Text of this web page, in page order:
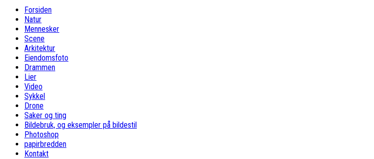
Forsiden
Natur
Mennesker
Scene
Arkitektur
Eiendomsfoto
Drammen
Lier
Video
Sykkel
Drone
Saker og ting
Bildebruk, og eksempler på bildestil
Photoshop
papirbredden
Kontakt